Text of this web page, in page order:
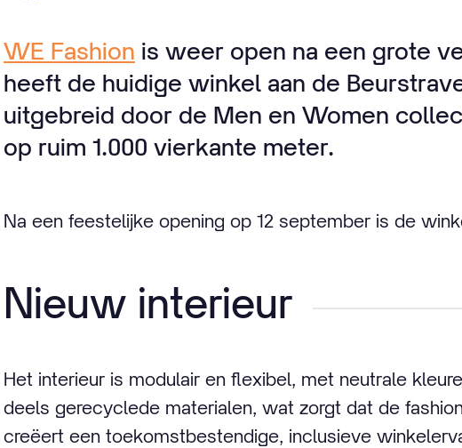
WE Fashion is weer open na een grote
heeft de huidige winkel aan de
uitgebreid door de Men en Women
op ruim 1.000 vierkante meter.
Na een feestelijke opening op 12 september is de
Nieuw interieur
Het interieur is modulair en flexibel, met neutrale
deels gerecyclede materialen, wat zorgt dat de
creëert een toekomstbestendige, inclusieve